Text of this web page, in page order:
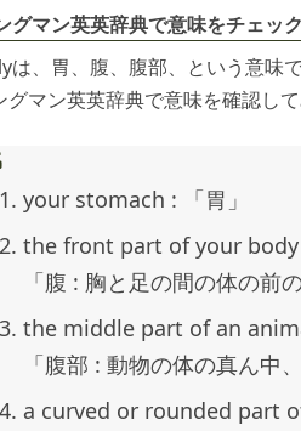
グマン英英辞典で意味をチェック
は、胃、腹、腹部、という意味で
グマン英英辞典で意味を確認して
your stomach : 「胃」
the front part of your
「腹 : 胸と足の間の体の前
the middle part of an
「腹部 : 動物の体の真ん中
a curved or rounded part